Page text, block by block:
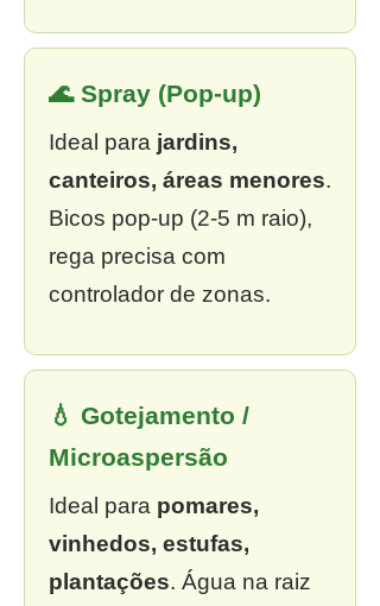
🌊 Spray (Pop-up)
Ideal para jardins,
canteiros, áreas menores.
Bicos pop-up (2-5 m raio),
rega precisa com
controlador de zonas.
💧 Gotejamento /
Microaspersão
Ideal para pomares,
vinhedos, estufas,
plantações. Água na raiz